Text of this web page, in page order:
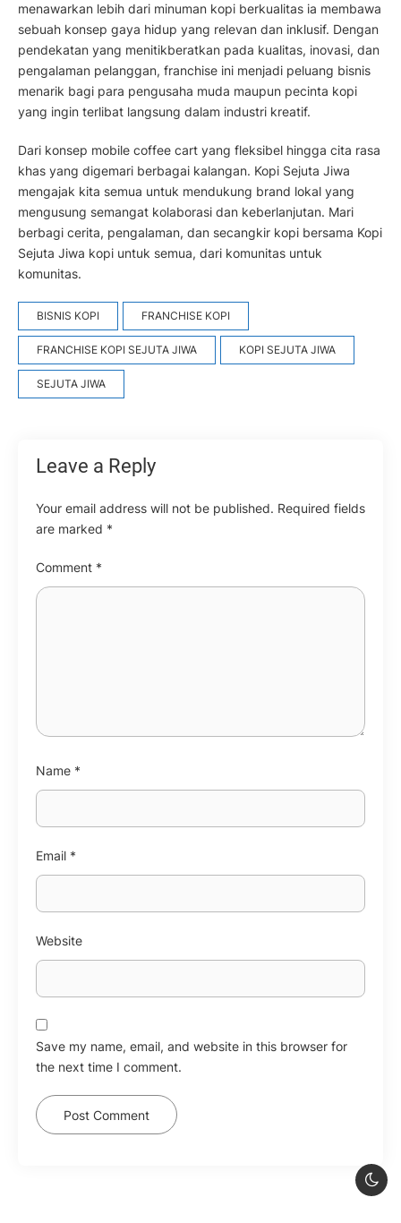
menawarkan lebih dari minuman kopi berkualitas ia membawa
sebuah konsep gaya hidup yang relevan dan inklusif. Dengan
pendekatan yang menitikberatkan pada kualitas, inovasi, dan
pengalaman pelanggan, franchise ini menjadi peluang bisnis
menarik bagi para pengusaha muda maupun pecinta kopi
yang ingin terlibat langsung dalam industri kreatif.
Dari konsep mobile coffee cart yang fleksibel hingga cita rasa
khas yang digemari berbagai kalangan. Kopi Sejuta Jiwa
mengajak kita semua untuk mendukung brand lokal yang
mengusung semangat kolaborasi dan keberlanjutan. Mari
berbagi cerita, pengalaman, dan secangkir kopi bersama Kopi
Sejuta Jiwa kopi untuk semua, dari komunitas untuk
komunitas.
BISNIS KOPI FRANCHISE KOPI
FRANCHISE KOPI SEJUTA JIWA KOPI SEJUTA JIWA
SEJUTA JIWA
Leave a Reply
Your email address will not be published. Required fields
are marked *
Comment *
Name *
Email *
Website
Save my name, email, and website in this browser for
the next time I comment.